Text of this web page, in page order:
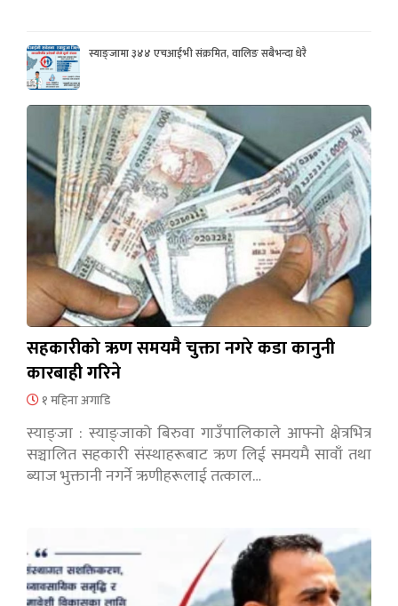
स्याङ्जामा ३४४ एचआईभी संक्रमित, वालिङ सबैभन्दा धेरै
सहकारीको ऋण समयमै चुक्ता नगरे कडा कानुनी
कारबाही गरिने
१ महिना अगाडि
स्याङ्जा : स्याङ्जाको बिरुवा गाउँपालिकाले आफ्नो क्षेत्रभित्र
सञ्चालित सहकारी संस्थाहरूबाट ऋण लिई समयमै सावाँ तथा
ब्याज भुक्तानी नगर्ने ऋणीहरूलाई तत्काल…